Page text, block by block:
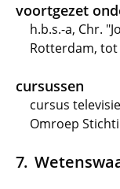
voortgezet
h.b.s.-a, Chr.
Rotterdam, tot
cursussen
cursus
Omroep